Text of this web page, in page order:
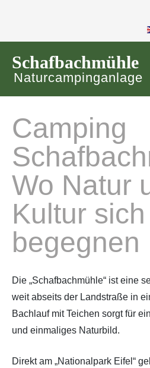
Schafbachmühle
Naturcampinganlage
Camping
Wo Natur
Kultur sich
begegnen
Die „Schafbachmühle“ ist eine
weit abseits der Landstraße in
Bachlauf mit Teichen sorgt für
und einmaliges Naturbild.
Direkt am „Nationalpark Eifel“